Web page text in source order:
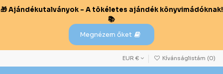
🎁 Ajándékutalványok – A tökéletes ajándék könyvimádóknak!
📚
Megnézem őket
EUR € Kívánságlistám (0)